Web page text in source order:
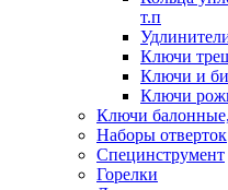
т.п
Ключи
Ключи и
Ключи
Ключи
Наборы отверток
Специнструмент
Горелки